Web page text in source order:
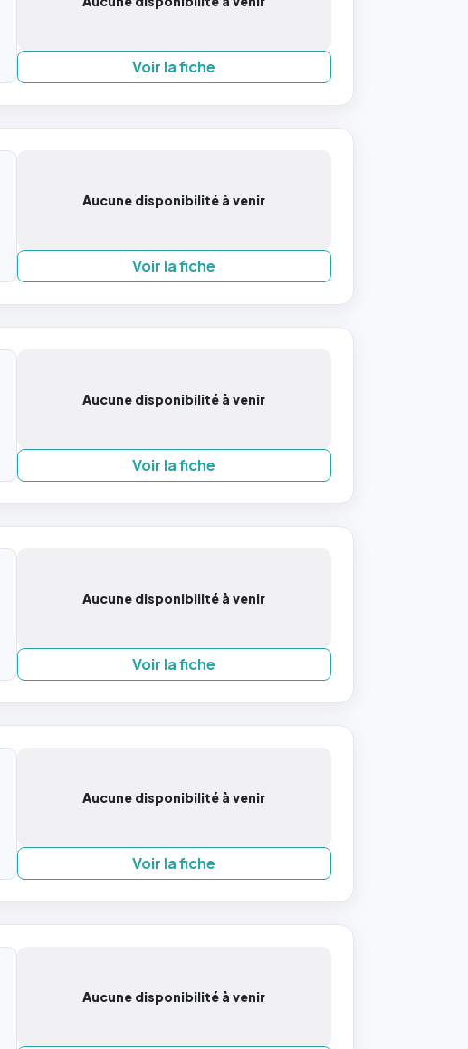
Voir la fiche
Aucune disponibilité à venir
Voir la fiche
Aucune disponibilité à venir
Voir la fiche
Aucune disponibilité à venir
Voir la fiche
Aucune disponibilité à venir
Voir la fiche
Aucune disponibilité à venir